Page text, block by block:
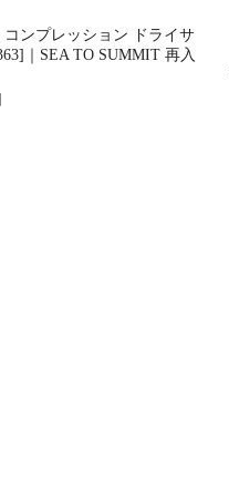
コンプレッション ドライサ
｜SEA TO SUMMIT 再入